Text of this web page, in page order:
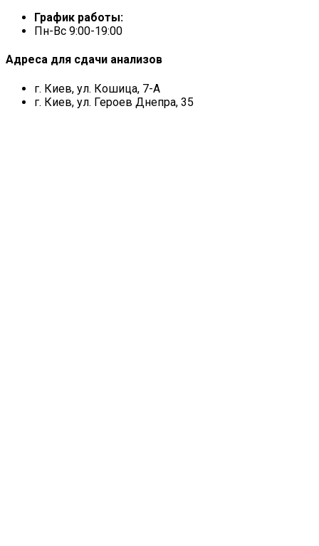
График работы:
Пн-Вс 9:00-19:00
Адреса для сдачи анализов
г. Киев, ул. Кошица, 7-А
г. Киев, ул. Героев Днепра, 35